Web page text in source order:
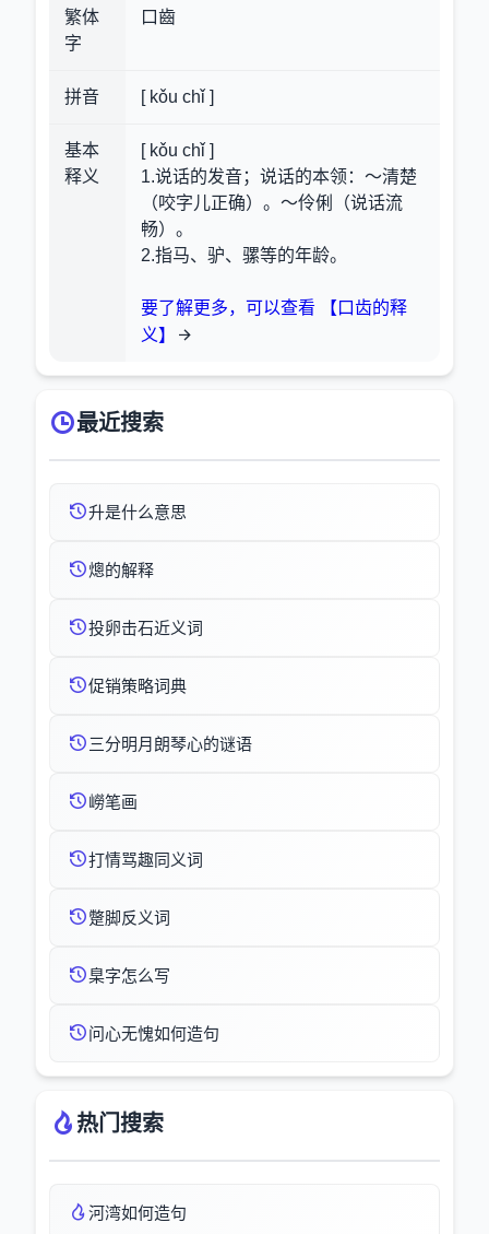
繁体
字
口齒
拼音 [ kǒu chǐ ]
基本
释义
[ kǒu chǐ ]
1.说话的发音；说话的本领：～清楚
（咬字儿正确）。～伶俐（说话流
畅）。
2.指马、驴、骡等的年龄。
要了解更多，可以查看 【口齿的释
义】
最近搜索
升是什么意思
熜的解释
投卵击石近义词
促销策略词典
三分明月朗琴心的谜语
嶗笔画
打情骂趣同义词
蹩脚反义词
臬字怎么写
问心无愧如何造句
热门搜索
河湾如何造句